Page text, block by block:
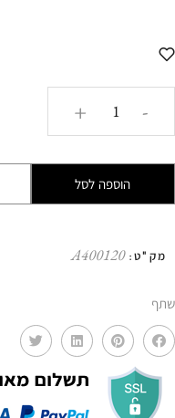
-
פעמון
+
הוספה לסל
מק"ט: A400120
שתף